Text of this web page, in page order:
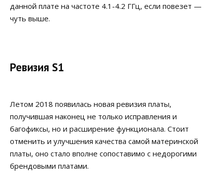
данной плате на частоте 4.1-4.2 ГГц, если повезет —
чуть выше.
Ревизия S1
Летом 2018 появилась новая ревизия платы,
получившая наконец не только исправления и
багофиксы, но и расширение функционала. Стоит
отменить и улучшения качества самой материнской
платы, оно стало вполне сопоставимо с недорогими
брендовыми платами.